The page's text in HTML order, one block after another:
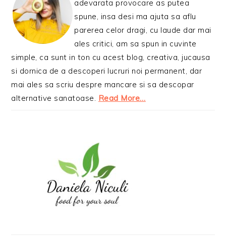
adevarata provocare as putea
spune, insa desi ma ajuta sa aflu
parerea celor dragi, cu laude dar mai
ales critici, am sa spun in cuvinte
simple, ca sunt in ton cu acest blog, creativa, jucausa
si dornica de a descoperi lucruri noi permanent, dar
mai ales sa scriu despre mancare si sa descopar
alternative sanatoase. Read More…